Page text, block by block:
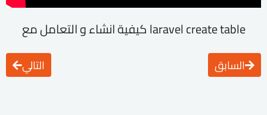
laravel create table كيفية انشاء و التعامل مع
السابق التالي